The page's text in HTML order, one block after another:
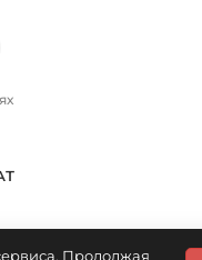
Продолжая